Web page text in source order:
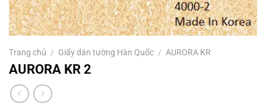
Trang chủ / Giấy dán tường Hàn Quốc / AURORA KR
AURORA KR 2